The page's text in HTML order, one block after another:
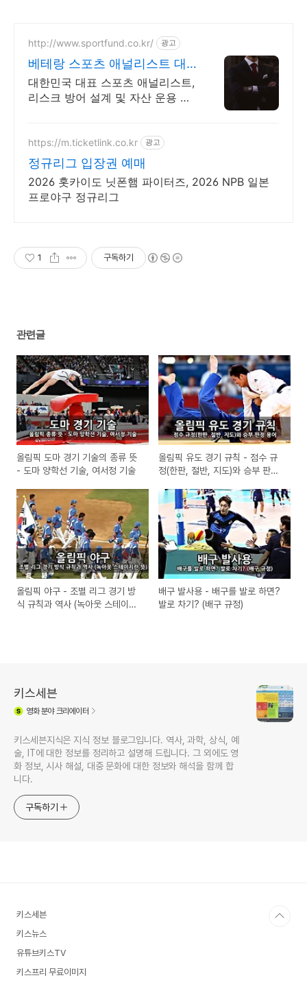
http://www.sportfund.co.kr/ 광고
베테랑 스포츠 애널리스트 대
한민국 1순위 전력 분석가
대한민국 대표 스포츠 애널리스트,
리스크 방어 설계 및 자산 운용 전
https://m.ticketlink.co.kr 광고
정규리그 입장권 예매
2026 홋카이도 닛폰햄 파이터즈, 2026 NPB 일본
프로야구 정규리그
1 구독하기
관련글
올림픽 도마 경기 기술의 종류 뜻
- 도마 양학선 기술, 여서정 기술
올림픽 유도 경기 규칙 - 점수 규
정(한판, 절반, 지도)와 승부 판정
올림픽 야구 - 조별 리그 경기 방
식 규칙과 역사 (녹아웃 스테이지
배구 발사용 - 배구를 발로 하면?
발로 차기? (배구 규정)
키스세븐
영화분야 크리에이터
키스세븐지식은 지식 정보 블로그입니다. 역사, 과학, 상식, 예
술, IT에 대한 정보를 정리하고 설명해 드립니다. 그 외에도 영
화 정보, 시사 해설, 대중 문화에 대한 정보와 해석을 함께 합
니다.
구독하기
키스세븐
키스뉴스
유튜브키스TV
키스프리 무료이미지